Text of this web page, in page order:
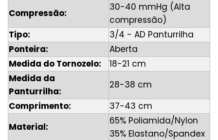
Compressão:
30-40 mmHg (Alta
compressão)
Tipo:
3/4 - AD Panturrilha
Ponteira:
Aberta
Medida do Tornozelo:
18-21 cm
Medida da
Panturrilha:
28-38 cm
Comprimento:
37-43 cm
Material:
65% Poliamida/Nylon
35% Elastano/Spandex